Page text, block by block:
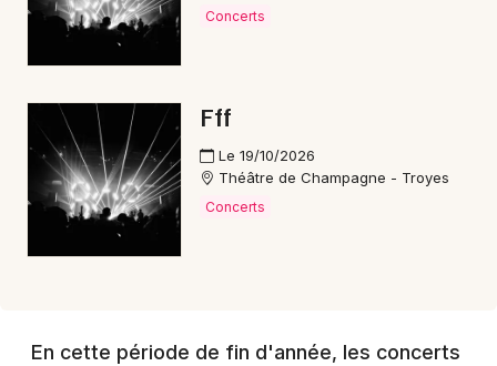
10 - Aube
Choisir mes départements
Mon email
Je m'abonne
Concerts
Fff
Le 19/10/2026
Théâtre de Champagne - Troyes
Concerts
En cette période de fin d'année, les concerts